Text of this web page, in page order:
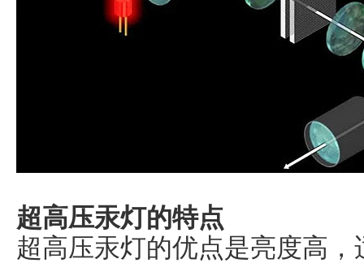
超高压汞灯的特点
超高压汞灯的优点是亮度高